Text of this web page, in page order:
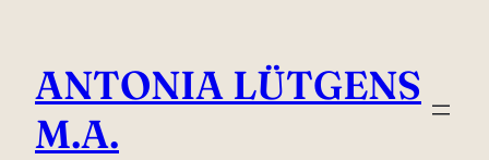
Inhalt
wechseln
ANTONIA LÜTGENS
M.A.